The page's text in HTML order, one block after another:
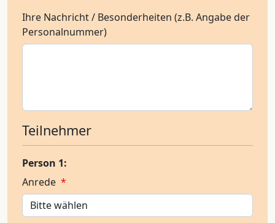
Ihre Nachricht / Besonderheiten (z.B. Angabe der
Personalnummer)
Teilnehmer
Person 1:
Anrede *